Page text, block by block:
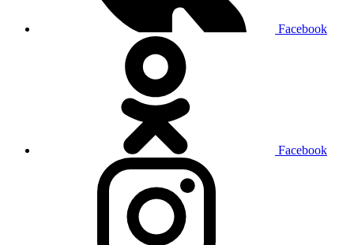
Facebook
Facebook